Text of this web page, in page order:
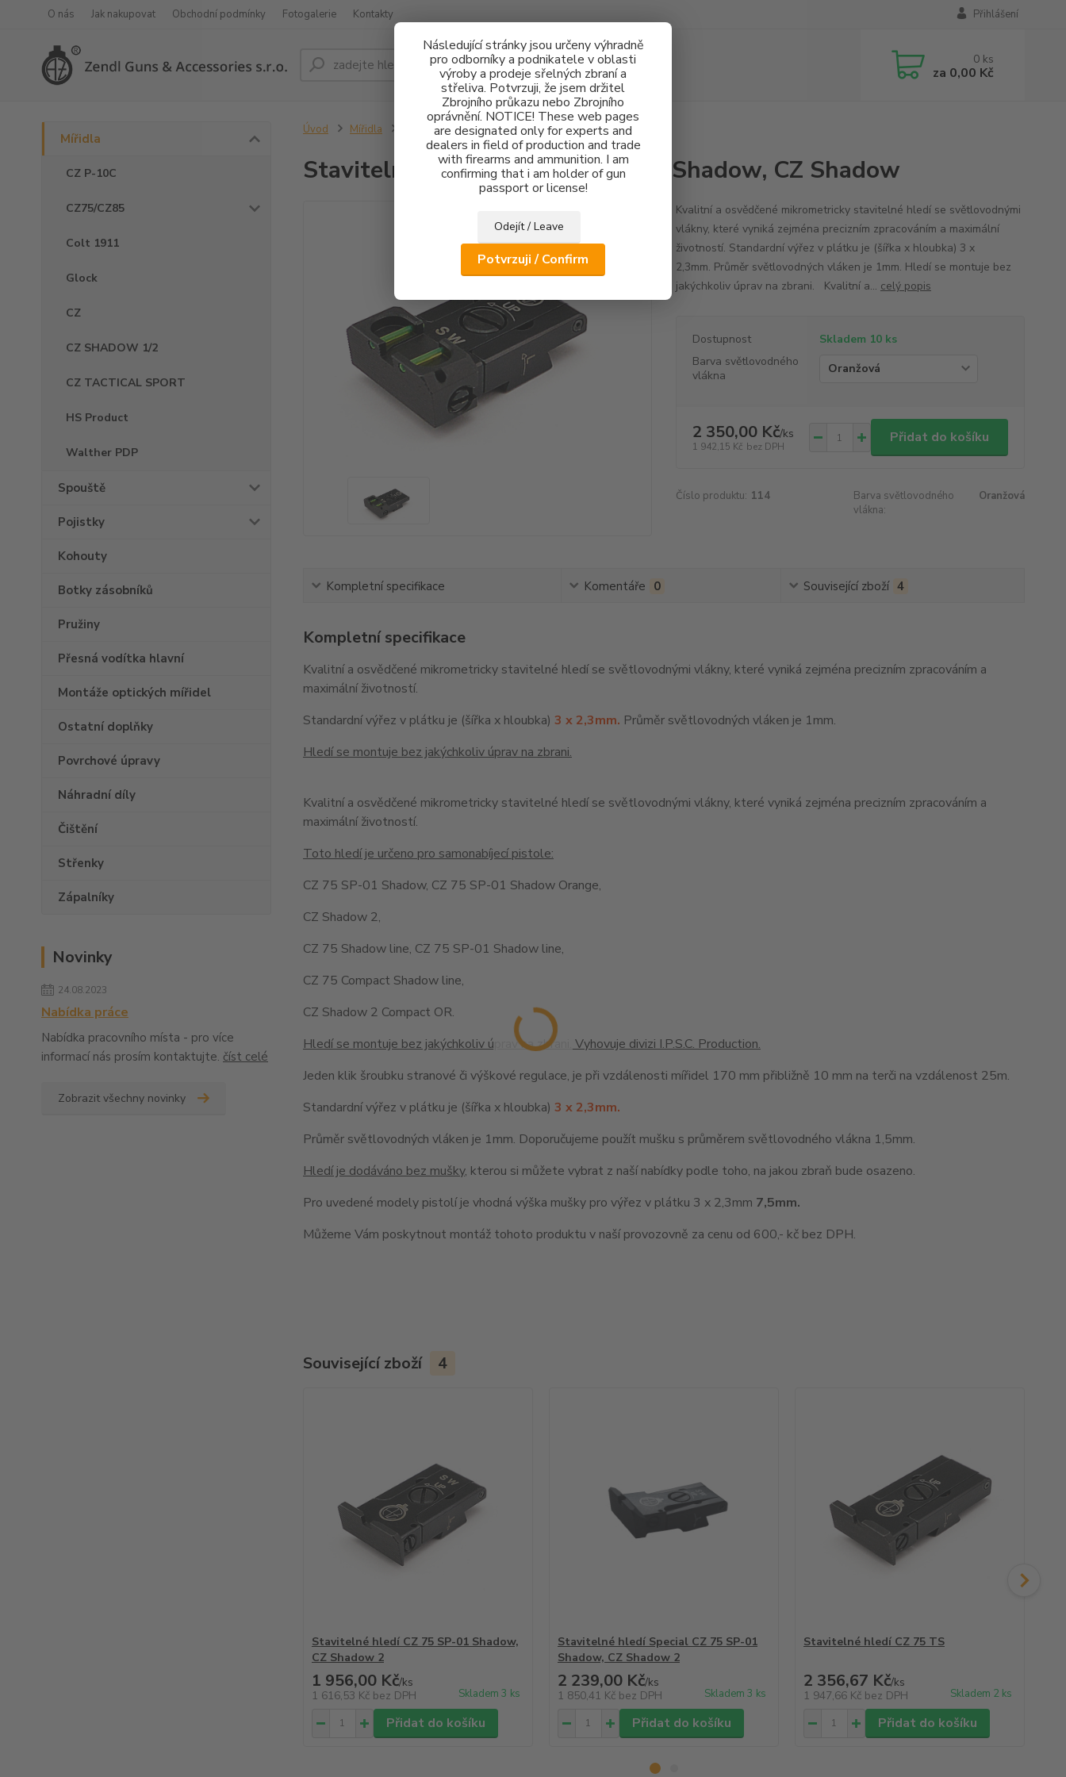
Následující stránky jsou určeny výhradně
pro odborníky a podnikatele v oblasti
výroby a prodeje sřelných zbraní a
střeliva. Potvrzuji, že jsem držitel
Zbrojního průkazu nebo Zbrojního
oprávnění. NOTICE! These web pages
are designated only for experts and
dealers in field of production and trade
with firearms and ammunition. I am
confirming that i am holder of gun
passport or license!
Odejít / Leave
Potvrzuji / Confirm
O nás Jak nakupovat Obchodní podmínky Fotogalerie Kontakty Přihlášení
Hledat 0 ks
za 0,00 Kč
Mířidla
CZ P-10C
CZ75/CZ85
Colt 1911
Glock
CZ
CZ SHADOW 1/2
CZ TACTICAL SPORT
HS Product
Walther PDP
Spouště
Pojistky
Kohouty
Botky zásobníků
Pružiny
Přesná vodítka hlavní
Montáže optických mířidel
Ostatní doplňky
Povrchové úpravy
Náhradní díly
Čištění
Střenky
Zápalníky
Novinky
24.08.2023
Nabídka práce
Nabídka pracovního místa - pro více
informací nás prosím kontaktujte. číst celé
Zobrazit všechny novinky
Úvod Mířidla Stavitelné hledí FO CZ 75 SP-01 Shadow, CZ Shadow
Stavitelné hledí FO CZ 75 SP-01 Shadow, CZ Shadow
Kvalitní a osvědčené mikrometricky stavitelné hledí se světlovodnými
vlákny, které vyniká zejména precizním zpracováním a maximální
životností. Standardní výřez v plátku je (šířka x hloubka) 3 x
2,3mm. Průměr světlovodných vláken je 1mm. Hledí se montuje bez
jakýchkoliv úprav na zbrani. Kvalitní a... celý popis
Dostupnost
Skladem 10 ks
Barva světlovodného
vlákna
2 350,00 Kč/ks
1 942,15 Kč bez DPH
Přidat do košíku
Číslo produktu: 114
Barva světlovodného
vlákna:
Oranžová
Kompletní specifikace Komentáře 0 Související zboží 4
Kompletní specifikace
Kvalitní a osvědčené mikrometricky stavitelné hledí se světlovodnými vlákny, které vyniká zejména precizním zpracováním a
maximální životností.
Standardní výřez v plátku je (šířka x hloubka) 3 x 2,3mm. Průměr světlovodných vláken je 1mm.
Hledí se montuje bez jakýchkoliv úprav na zbrani.
Kvalitní a osvědčené mikrometricky stavitelné hledí se světlovodnými vlákny, které vyniká zejména precizním zpracováním a
maximální životností.
Toto hledí je určeno pro samonabíjecí pistole:
CZ 75 SP-01 Shadow, CZ 75 SP-01 Shadow Orange,
CZ Shadow 2,
CZ 75 Shadow line, CZ 75 SP-01 Shadow line,
CZ 75 Compact Shadow line,
CZ Shadow 2 Compact OR.
Hledí se montuje bez jakýchkoliv úprav na zbrani. Vyhovuje divizi I.P.S.C. Production.
Jeden klik šroubku stranové či výškové regulace, je při vzdálenosti mířidel 170 mm přibližně 10 mm na terči na vzdálenost 25m.
Standardní výřez v plátku je (šířka x hloubka) 3 x 2,3mm.
Průměr světlovodných vláken je 1mm. Doporučujeme použít mušku s průměrem světlovodného vlákna 1,5mm.
Hledí je dodáváno bez mušky, kterou si můžete vybrat z naší nabídky podle toho, na jakou zbraň bude osazeno.
Pro uvedené modely pistolí je vhodná výška mušky pro výřez v plátku 3 x 2,3mm 7,5mm.
Můžeme Vám poskytnout montáž tohoto produktu v naší provozovně za cenu od 600,- kč bez DPH.
Související zboží 4
Stavitelné hledí CZ 75 SP-01 Shadow,
CZ Shadow 2
1 956,00 Kč/ks
1 616,53 Kč bez DPH Skladem 3 ks
Přidat do košíku
Stavitelné hledí Special CZ 75 SP-01
Shadow, CZ Shadow 2
2 239,00 Kč/ks
1 850,41 Kč bez DPH Skladem 3 ks
Přidat do košíku
Stavitelné hledí CZ 75 TS
2 356,67 Kč/ks
1 947,66 Kč bez DPH Skladem 2 ks
Přidat do košíku